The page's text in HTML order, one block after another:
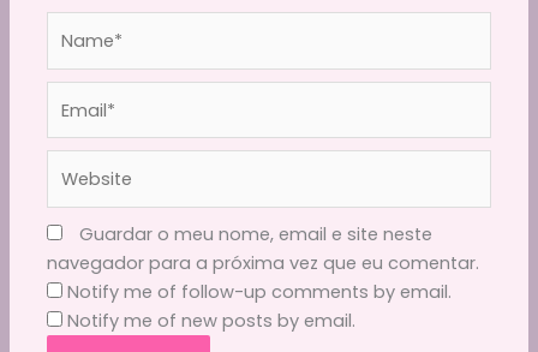
Guardar o meu nome, email e site neste
navegador para a próxima vez que eu comentar.
Notify me of follow-up comments by email.
Notify me of new posts by email.